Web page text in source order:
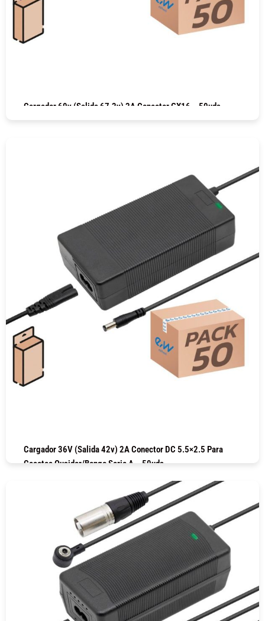
Cargador 60v (salida 67.2v) 2A Conector GX16 – 50uds
Cargador 36V (salida 42v) 2A Conector DC 5.5×2.5 Para
Cecotec Ousider/Bongo Serie A – 50uds